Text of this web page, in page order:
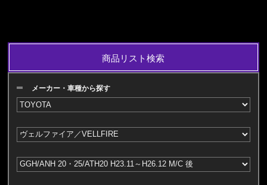
商品リスト検索
メーカー・車種から探す